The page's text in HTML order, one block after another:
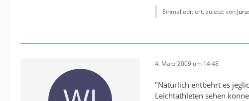
Einmal editiert, zuletzt von
4. März 2009 um 14:48
"Natürlich entbehrt es
Leichtathleten sehen